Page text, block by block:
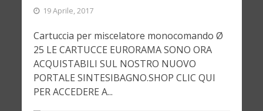
19 Aprile, 2017
Cartuccia per miscelatore monocomando Ø
25 LE CARTUCCE EURORAMA SONO ORA
ACQUISTABILI SUL NOSTRO NUOVO
PORTALE SINTESIBAGNO.SHOP CLIC QUI
PER ACCEDERE A...